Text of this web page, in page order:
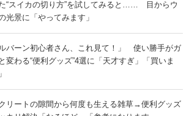
“スイカの切り方”を試してみると…… 目からウ
光景に「やってみます」
ルバーン初心者さん、これ見て！」 使い勝手がガ
変わる“便利グッズ”4選に「天才すぎ」「買いま
リートの隙間から何度も生える雑草→便利グッズ